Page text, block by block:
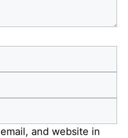
and website in